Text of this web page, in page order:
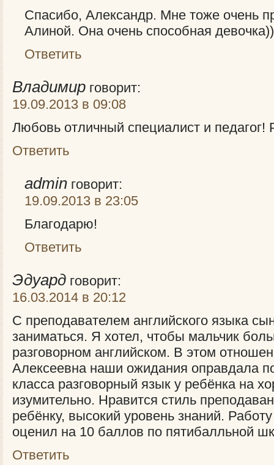
Спасибо, Александр. Мне тоже очень
Алиной. Она очень способная
Ответить
Владимир говорит:
19.09.2013 в 09:08
Любовь отличный специалист и педагог!
Ответить
admin говорит:
19.09.2013 в 23:05
Благодарю!
Ответить
Эдуард говорит:
16.03.2014 в 20:12
С преподавателем английского языка
заниматься. Я хотел, чтобы мальчик
разговорном английском. В этом
Алексеевна наши ожидания оправдала
класса разговорный язык у ребёнка на
изумительно. Нравится стиль
ребёнку, высокий уровень знаний.
оценил на 10 баллов по пятибалльной
Ответить